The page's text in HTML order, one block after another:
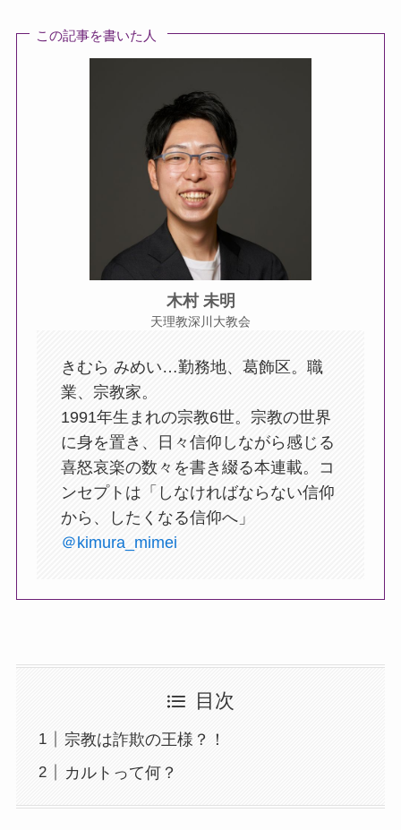
この記事を書いた人
木村 未明
天理教深川大教会
きむら みめい…勤務地、葛飾区。職
業、宗教家。
1991年生まれの宗教6世。宗教の世界
に身を置き、日々信仰しながら感じる
喜怒哀楽の数々を書き綴る本連載。コ
ンセプトは「しなければならない信仰
から、したくなる信仰へ」
＠kimura_mimei
目次
宗教は詐欺の王様？！
カルトって何？